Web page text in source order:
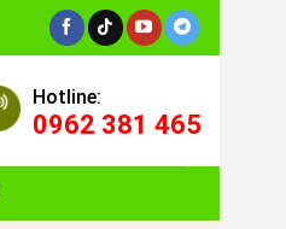
Hotline:
0962 381 465